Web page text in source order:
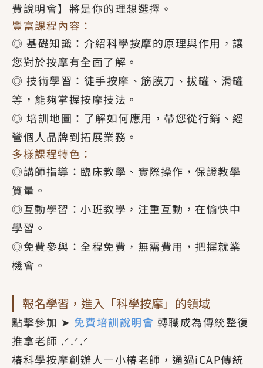
費說明會】將是你的理想選擇。
豐富課程內容：
◎ 基礎知識：介紹科學按摩的原理與作用，讓
您對於按摩有全面了解。
◎ 技術學習：徒手按摩、筋膜刀、拔罐、滑罐
等，能夠掌握按摩技法。
◎ 培訓地圖：了解如何應用，帶您從行銷、經
營個人品牌到拓展業務。
多樣課程特色：
◎講師指導：臨床教學、實際操作，保證教學
質量。
◎互動學習：小班教學，注重互動，在愉快中
學習。
◎免費參與：全程免費，無需費用，把握就業
機會。
報名學習，進入「科學按摩」的領域
點擊參加 ➤ 免費培訓說明會 轉職成為傳統整復
推拿老師 .ᐟ.ᐟ.ᐟ
椿科學按摩創辦人—小椿老師，通過iCAP傳統